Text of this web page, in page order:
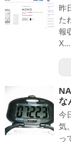
昨
た
報
X...
な
今
気
っ